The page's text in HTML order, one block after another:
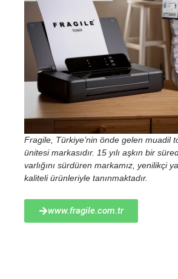
Fragile, Türkiye’nin önde gelen muadil
ünitesi markasıdır. 15 yılı aşkın bir
varlığını sürdüren markamız, yenilikçi
kaliteli ürünleriyle tanınmaktadır.
www.fragile.com.tr